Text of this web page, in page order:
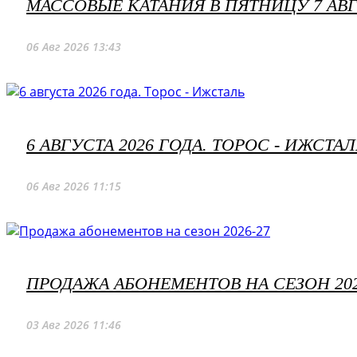
МАССОВЫЕ КАТАНИЯ В ПЯТНИЦУ 7
06 Авг 2026 13:43
6 АВГУСТА 2026 ГОДА. ТОРОС -
06 Авг 2026 11:15
ПРОДАЖА АБОНЕМЕНТОВ НА СЕЗОН
03 Авг 2026 11:46